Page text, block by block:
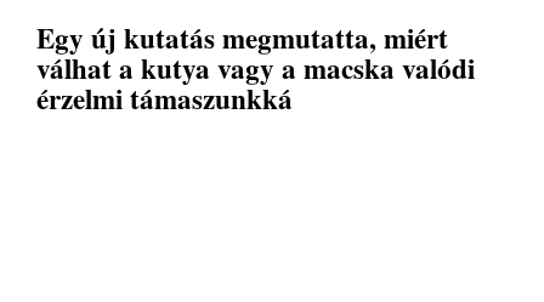
Egy új kutatás megmutatta, miért
válhat a kutya vagy a macska valódi
érzelmi támaszunkká